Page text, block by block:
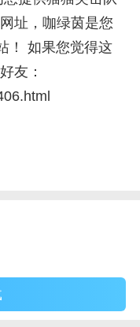
址，咖绿茵是您
！ 如果您觉得这
友：